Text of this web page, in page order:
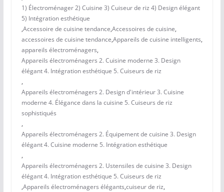
1) Électroménager 2) Cuisine 3) Cuiseur de riz 4) Design élégant
5) Intégration esthétique
,Accessoire de cuisine tendance,Accessoires de cuisine,
accessoires de cuisine tendance,Appareils de cuisine intelligents,
appareils électroménagers,
Appareils électroménagers 2. Cuisine moderne 3. Design
élégant 4. Intégration esthétique 5. Cuiseurs de riz
,
Appareils électroménagers 2. Design d'intérieur 3. Cuisine
moderne 4. Élégance dans la cuisine 5. Cuiseurs de riz
sophistiqués
,
Appareils électroménagers 2. Équipement de cuisine 3. Design
élégant 4. Cuisine moderne 5. Intégration esthétique
,
Appareils électroménagers 2. Ustensiles de cuisine 3. Design
élégant 4. Intégration esthétique 5. Cuiseurs de riz
,Appareils électroménagers élégants,cuiseur de riz,